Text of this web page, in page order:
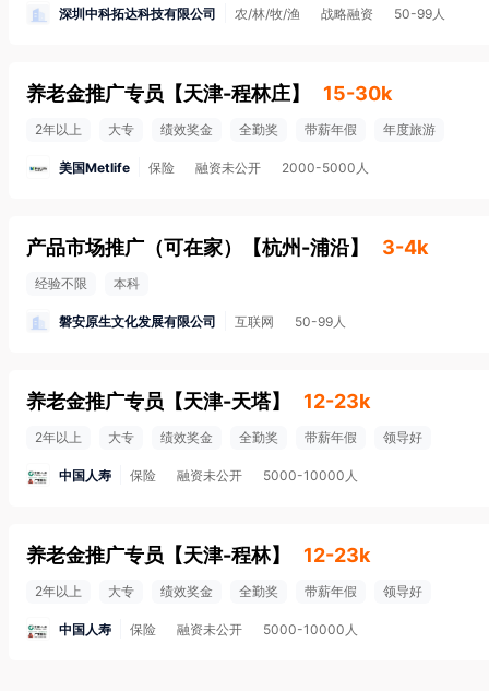
深圳中科拓达科技有限公司 农/林/牧/渔 战略融资 50-99人
养老金推广专员 【天津-程林庄】 15-30k
2年以上 大专 绩效奖金 全勤奖 带薪年假 年度旅游
美国Metlife 保险 融资未公开 2000-5000人
产品市场推广（可在家） 【杭州-浦沿】 3-4k
经验不限 本科
磐安原生文化发展有限公司 互联网 50-99人
养老金推广专员 【天津-天塔】 12-23k
2年以上 大专 绩效奖金 全勤奖 带薪年假 领导好
中国人寿 保险 融资未公开 5000-10000人
养老金推广专员 【天津-程林】 12-23k
2年以上 大专 绩效奖金 全勤奖 带薪年假 领导好
中国人寿 保险 融资未公开 5000-10000人